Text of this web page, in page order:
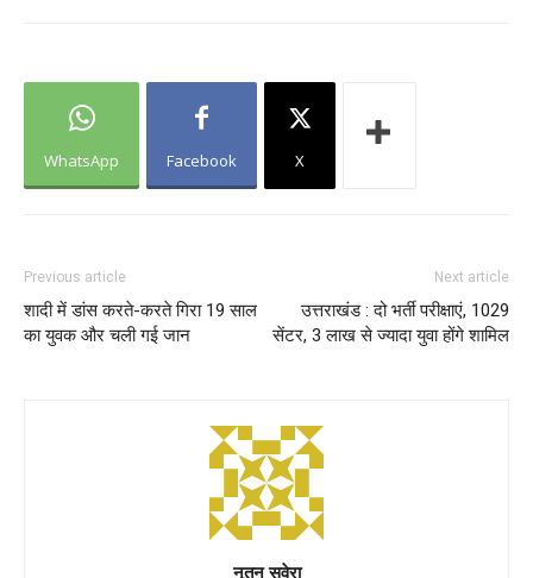
WhatsApp Facebook X
Previous article
शादी में डांस करते-करते गिरा 19 साल
का युवक और चली गई जान
Next article
उत्तराखंड : दो भर्ती परीक्षाएं, 1029
सेंटर, 3 लाख से ज्यादा युवा होंगे शामिल
नूतन सवेरा